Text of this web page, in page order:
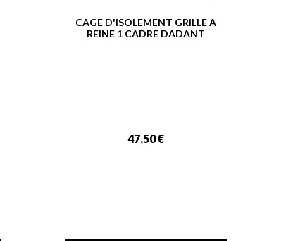
CAGE D'ISOLEMENT GRILLE A
REINE 1 CADRE DADANT
47,50 €